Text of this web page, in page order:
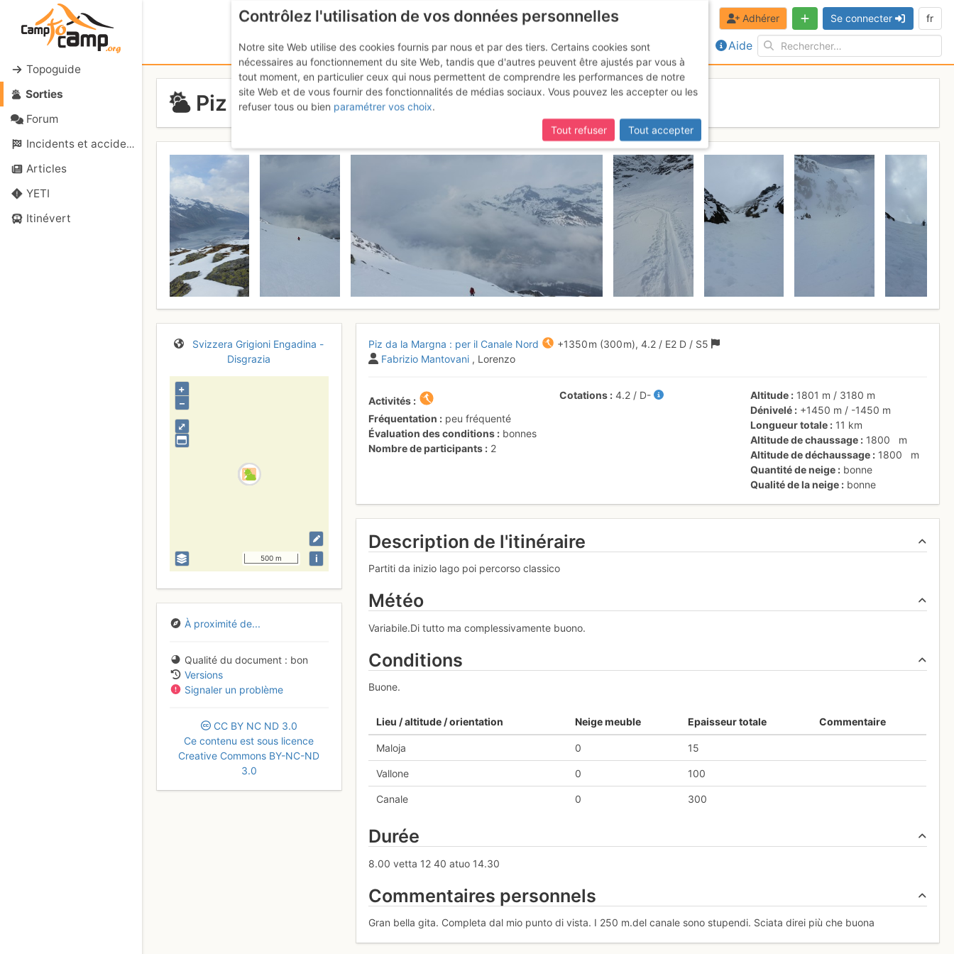
Topoguide
Sorties
Forum
Incidents et accidents
Articles
YETI
Itinévert
Aide
Adhérer Se connecter fr
Piz da la Margna : per il Canale Nord
Svizzera Grigioni Engadina -
Disgrazia
⤢
+
–
500 m i
À proximité de...
Qualité du document
bon
Versions
Signaler un problème
CC BY NC ND 3.0
Ce contenu est sous licence
Creative Commons BY-NC-ND
3.0
Piz da la Margna : per il Canale Nord +1350 m (300 m),4.2 / E2 D / S5
Fabrizio Mantovani , Lorenzo
Activités
Fréquentation
peu fréquenté
Évaluation des conditions
bonnes
Nombre de participants
2
Cotations 4.2 / D- Altitude 1801 m / 3180 m
Dénivelé
+1450 m / -1450 m
Longueur totale
11 km
Altitude de chaussage
1800
m
Altitude de déchaussage
1800
m
Quantité de neige
bonne
Qualité de la neige
bonne
Description de l'itinéraire
Partiti da inizio lago poi percorso classico
Météo
Variabile.Di tutto ma complessivamente buono.
Conditions
Buone.
Lieu / altitude / orientation Neige meuble Epaisseur totale Commentaire
Maloja 0 15
Vallone 0 100
Canale 0 300
Durée
8.00 vetta 12 40 atuo 14.30
Commentaires personnels
Gran bella gita. Completa dal mio punto di vista. I 250 m.del canale sono stupendi. Sciata direi più che buona
Contrôlez l'utilisation de vos données personnelles
Notre site Web utilise des cookies fournis par nous et par des tiers. Certains cookies sont
nécessaires au fonctionnement du site Web, tandis que d'autres peuvent être ajustés par vous à
tout moment, en particulier ceux qui nous permettent de comprendre les performances de notre
site Web et de vous fournir des fonctionnalités de médias sociaux. Vous pouvez les accepter ou les
refuser tous ou bien paramétrer vos choix.
Tout refuser
Tout accepter